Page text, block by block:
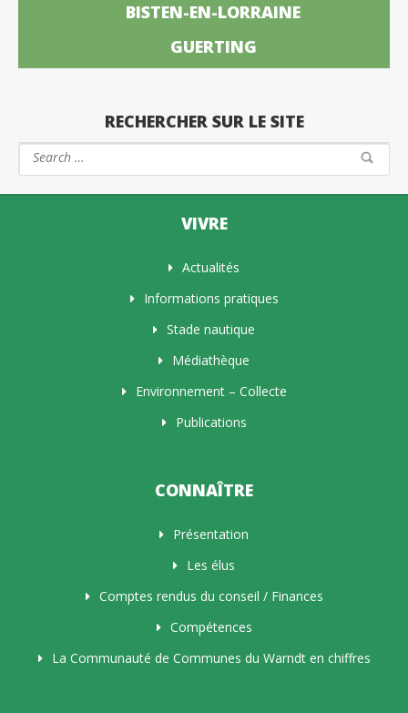
BISTEN-EN-LORRAINE
GUERTING
RECHERCHER SUR LE SITE
VIVRE
Actualités
Informations pratiques
Stade nautique
Médiathèque
Environnement – Collecte
Publications
CONNAÎTRE
Présentation
Les élus
Comptes rendus du conseil / Finances
Compétences
La Communauté de Communes du Warndt en chiffres